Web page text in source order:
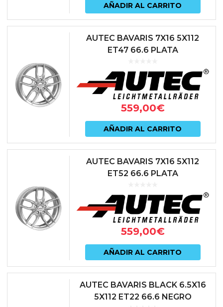
AÑADIR AL CARRITO
AUTEC BAVARIS 7X16 5X112
ET47 66.6 PLATA
559,00€
AÑADIR AL CARRITO
AUTEC BAVARIS 7X16 5X112
ET52 66.6 PLATA
559,00€
AÑADIR AL CARRITO
AUTEC BAVARIS BLACK 6.5X16
5X112 ET22 66.6 NEGRO